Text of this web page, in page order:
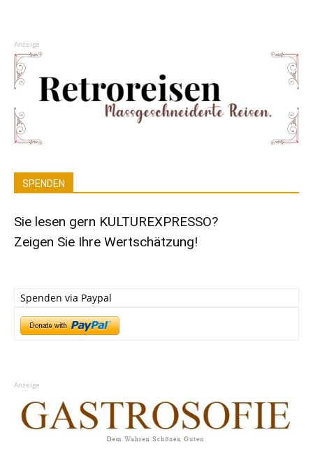
Anzeige
SPENDEN
Sie lesen gern KULTUREXPRESSO?
Zeigen Sie Ihre Wertschätzung!
Spenden via Paypal
Anzeige